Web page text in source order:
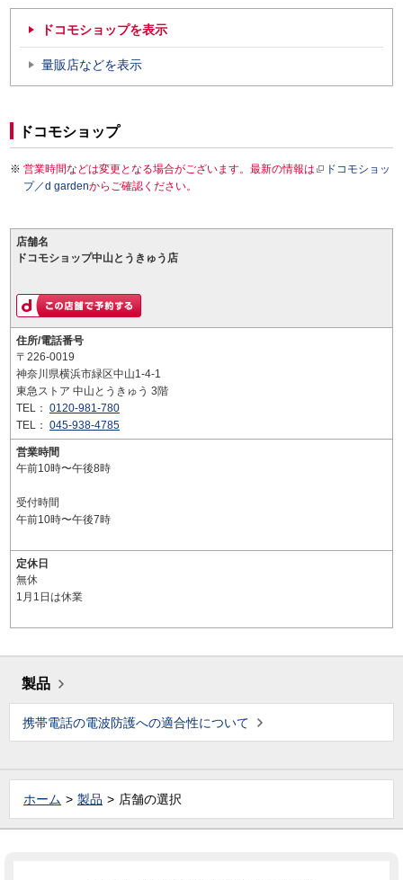
ドコモショップを表示
量販店などを表示
ドコモショップ
営業時間などは変更となる場合がございます。最新の情報は
ドコモショッ
プ／d gardenからご確認ください。
店舗名
ドコモショップ中山とうきゅう店
住所/電話番号
〒226-0019
神奈川県横浜市緑区中山1-4-1
東急ストア 中山とうきゅう 3階
TEL： 0120-981-780
TEL： 045-938-4785
営業時間
午前10時〜午後8時
受付時間
午前10時〜午後7時
定休日
無休
1月1日は休業
製品
携帯電話の電波防護への適合性について
ホーム 製品 店舗の選択